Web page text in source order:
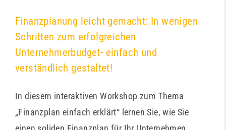
Finanzplanung leicht gemacht: In wenigen
Schritten zum erfolgreichen
Unternehmerbudget- einfach und
verständlich gestaltet!
In diesem interaktiven Workshop zum Thema
„Finanzplan einfach erklärt“ lernen Sie, wie Sie